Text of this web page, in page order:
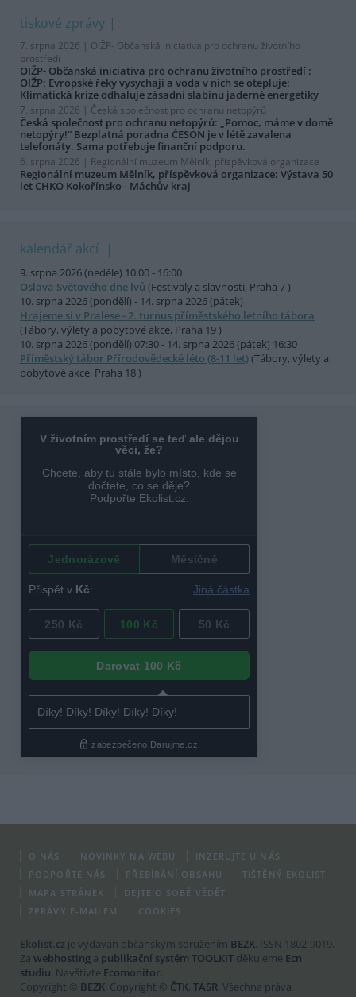
tiskové zprávy
7. srpna 2026 | OIŽP- Občanská iniciativa pro ochranu životního
prostředí
OIŽP- Občanská iniciativa pro ochranu životního prostředí :
OIŽP: Evropské řeky vysychají a voda v nich se otepluje:
Klimatická krize odhaluje zásadní slabinu jaderné energetiky
7. srpna 2026 | Česká společnost pro ochranu netopýrů
Česká společnost pro ochranu netopýrů: „Pomoc, máme v domě
netopýry!“ Bezplatná poradna ČESON je v létě zavalena
telefonáty. Sama potřebuje finanční podporu.
6. srpna 2026 | Regionální muzeum Mělník, příspěvková organizace
Regionální muzeum Mělník, příspěvková organizace: Výstava 50
let CHKO Kokořínsko - Máchův kraj
kalendář akcí
9. srpna 2026 (neděle) 10:00 - 16:00
Oslava Světového dne lvů (Festivaly a slavnosti, Praha 7 )
10. srpna 2026 (pondělí) - 14. srpna 2026 (pátek)
Hrajeme si v Pralese - 2. turnus příměstského letního tábora
(Tábory, výlety a pobytové akce, Praha 19 )
10. srpna 2026 (pondělí) 07:30 - 14. srpna 2026 (pátek) 16:30
Příměstský tábor Přírodovědecké léto (8-11 let)(Tábory, výlety a
pobytové akce, Praha 18 )
O NÁS NOVINKY NA WEBU
INZERUJTE U NÁS
PODPOŘTE NÁS
PŘEBÍRÁNÍ OBSAHU
TIŠTĚNÝ EKOLIST
MAPA STRÁNEK
DEJTE O SOBĚ VĚDĚT
ZPRÁVY E-MAILEM
COOKIES
Ekolist.cz je vydáván občanským sdružením BEZK. ISSN 1802-9019.
Za webhosting a publikační systém TOOLKIT děkujeme Ecn
studiu. Navštivte Ecomonitor.
Copyright © BEZK. Copyright © ČTK, TASR. Všechna práva